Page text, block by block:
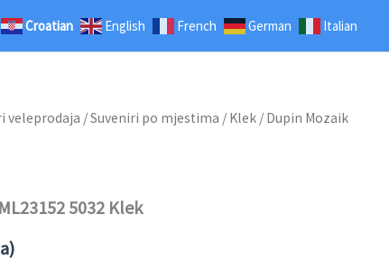
Croatian English French German Italian
veleprodaja /Suveniri po mjestima / Klek / Dupin Mozaik
5032 Klek